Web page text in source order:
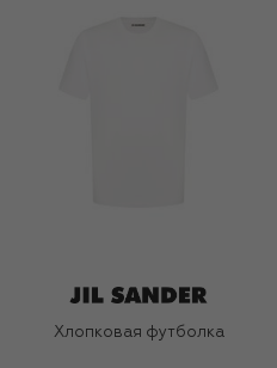
Хлопковая футболка